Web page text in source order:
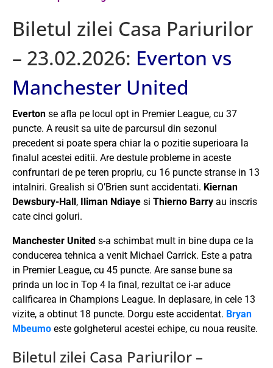
Biletul zilei Casa Pariurilor
– 23.02.2026: Everton vs
Manchester United
Everton se afla pe locul opt in Premier League, cu 37
puncte. A reusit sa uite de parcursul din sezonul
precedent si poate spera chiar la o pozitie superioara la
finalul acestei editii. Are destule probleme in aceste
confruntari de pe teren propriu, cu 16 puncte stranse in 13
intalniri. Grealish si O’Brien sunt accidentati. Kiernan
Dewsbury-Hall , Iliman Ndiaye si Thierno Barry au inscris
cate cinci goluri.
Manchester United s-a schimbat mult in bine dupa ce la
conducerea tehnica a venit Michael Carrick. Este a patra
in Premier League, cu 45 puncte. Are sanse bune sa
prinda un loc in Top 4 la final, rezultat ce i-ar aduce
calificarea in Champions League. In deplasare, in cele 13
vizite, a obtinut 18 puncte. Dorgu este accidentat. Bryan
Mbeumo este golgheterul acestei echipe, cu noua reusite.
Biletul zilei Casa Pariurilor –